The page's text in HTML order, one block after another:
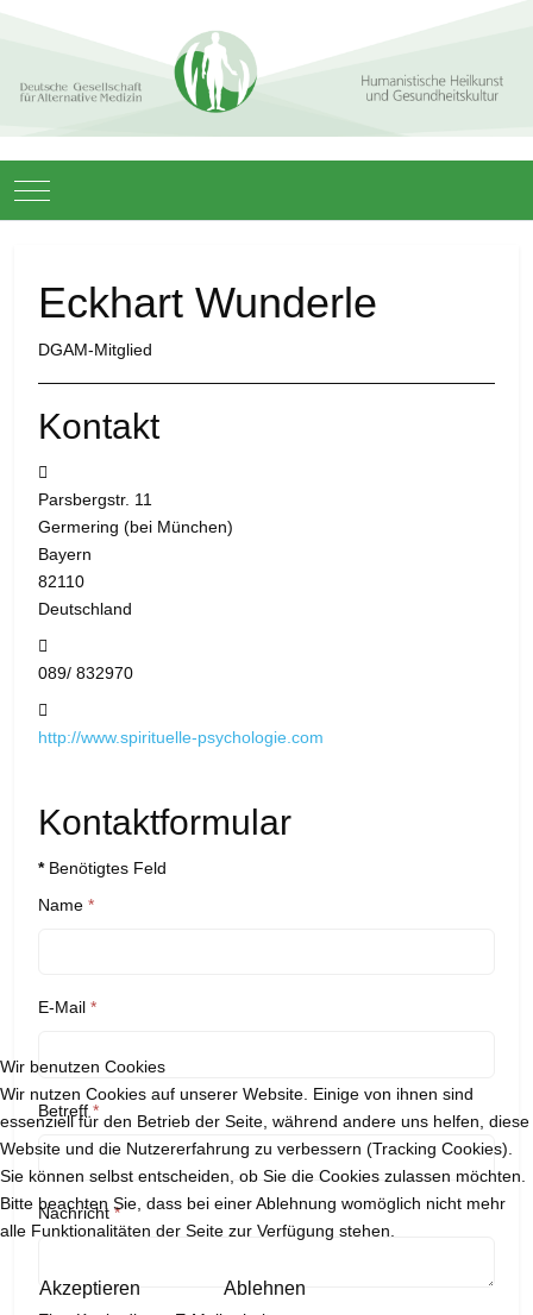
Mobile Menu Toggle
Eckhart Wunderle
DGAM-Mitglied
Kontakt
Parsbergstr. 11
Germering (bei München)
Bayern
82110
Deutschland
089/ 832970
http://www.spirituelle-psychologie.com
Kontaktformular
*Benötigtes Feld
Name *
E-Mail *
Betreff *
Nachricht*
Wir benutzen Cookies
Wir nutzen Cookies auf unserer Website. Einige von ihnen sind
essenziell für den Betrieb der Seite, während andere uns helfen, diese
Website und die Nutzererfahrung zu verbessern (Tracking Cookies).
Sie können selbst entscheiden, ob Sie die Cookies zulassen möchten.
Bitte beachten Sie, dass bei einer Ablehnung womöglich nicht mehr
alle Funktionalitäten der Seite zur Verfügung stehen.
Akzeptieren Ablehnen